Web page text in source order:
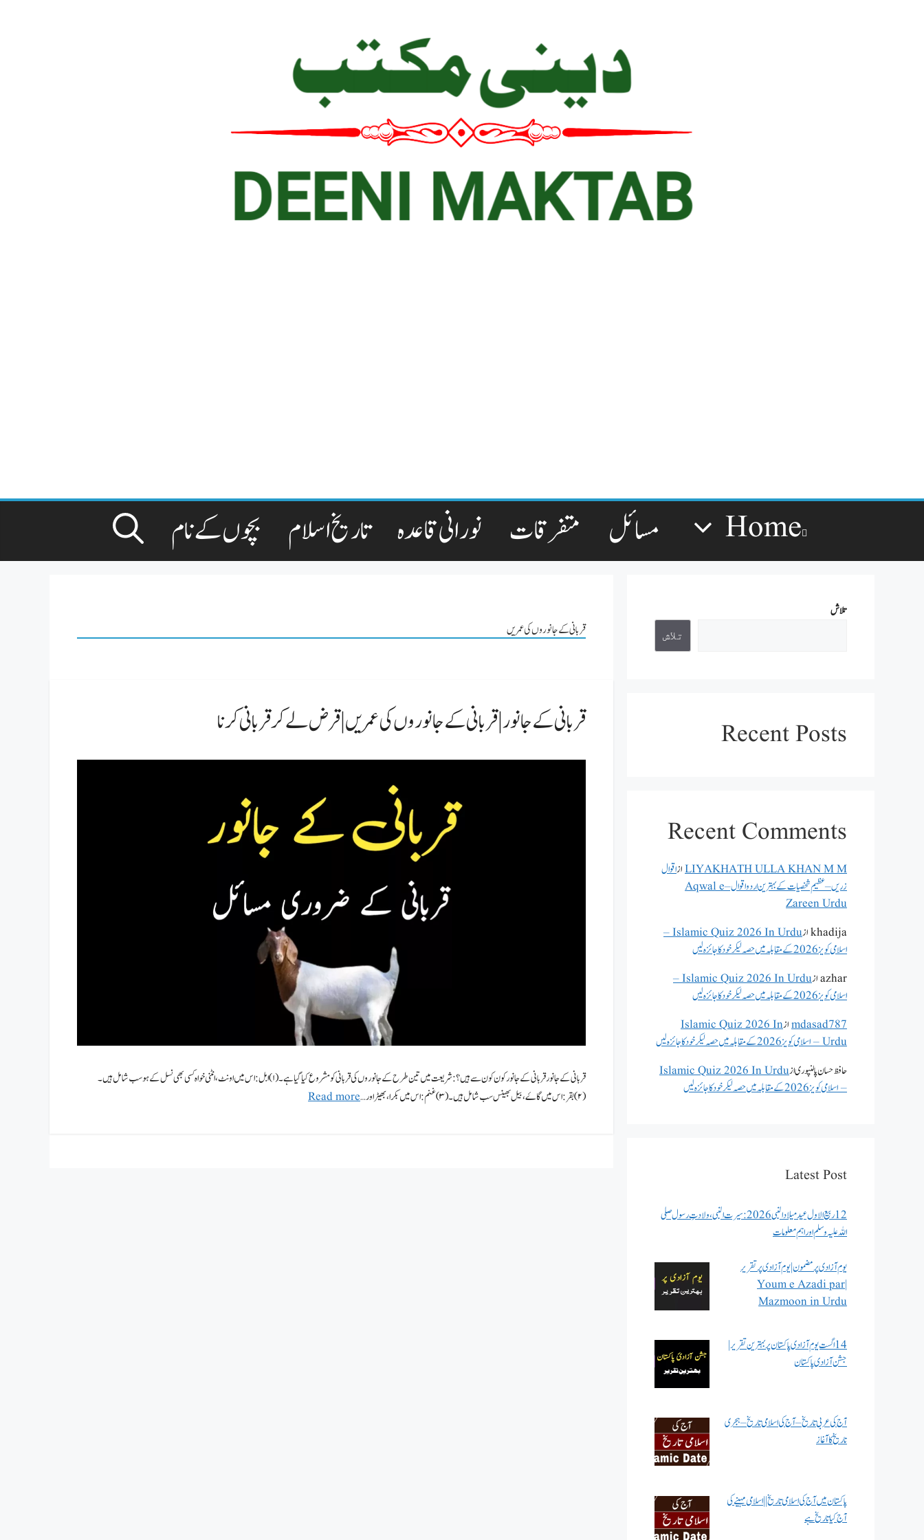
Home مسائل متفرقات نورانی قاعدہ تاریخ اسلام بچوں کے نام
قربانی کے جانوروں کی عمریں
قربانی کے جانور | قربانی کے جانوروں کی عمریں | قرض لے کر قربانی کرنا
قربانی کے جانور قربانی کے جانور کون کون سے ہیں؟: شریعت میں تین طرح کے جانوروں کی قربانی کو مشروع کیا گیا ہے۔ (۱)ابل: اس میں اونٹ ، انٹنی خواہ کسی بھی نسل کے ہو سب شامل ہیں۔
(۲)بقر: اس میں گاۓ ، بیل بھینس سب شامل ہیں۔ (۳) غنم: اس میں بکرا، بھیڑ اور …
Read more
تلاش
تلاش
Recent Posts
Recent Comments
LIYAKHATH ULLA KHAN M Mازاقوال
زریں – عظیم شخصیات کے بہترین اردو اقوال – Aqwal e
Zareen Urdu
khadijaاز
Islamic Quiz 2026 In Urdu –
اسلامی کویز 2026 کے مقابلہ میں حصہ لیکر خود کا جائزہ لیں
azharاز
Islamic Quiz 2026 In Urdu –
اسلامی کویز 2026 کے مقابلہ میں حصہ لیکر خود کا جائزہ لیں
mdasad787ازIslamic Quiz 2026 In
Urdu – اسلامی کویز 2026 کے مقابلہ میں حصہ لیکر خود کا جائزہ لیں
حافظ حسان پالنپوریازIslamic Quiz 2026 In Urdu
– اسلامی کویز 2026 کے مقابلہ میں حصہ لیکر خود کا جائزہ لیں
Latest Post
12 ربیع الاول عید میلاد النبی 2026: سیرت النبی، ولادتِ رسول صلی
اللہ علیہ وسلم اور اہم معلومات
یوم آزادی پر مضمون | یوم آزادی پر تقریر
| Youm e Azadi par
Mazmoon in Urdu
14 اگست یوم آزادی پاکستان پر بہترین تقریر |
جشن آزادی پاکستان
آج کی عربی تاریخ – آج کی اسلامی تاریخ – ہجری
تاریخ کا آغاز
پاکستان میں آج کی اسلامی تاریخ || اسلامی مہینے کی
آج کیا تاریخ ہے